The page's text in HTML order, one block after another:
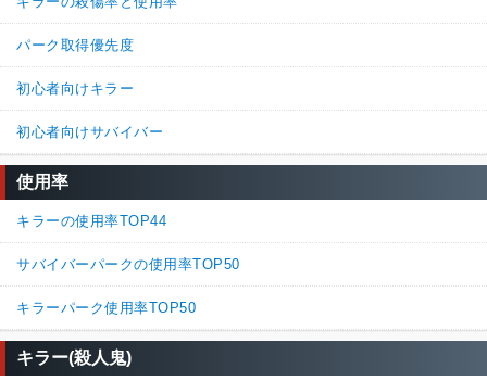
パーク取得優先度
初心者向けキラー
初心者向けサバイバー
使用率
キラーの使用率TOP44
サバイバーパークの使用率TOP50
キラーパーク使用率TOP50
キラー(殺人鬼)